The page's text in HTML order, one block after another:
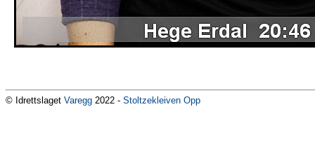
© Idrettslaget Varegg 2022 - Stoltzekleiven Opp